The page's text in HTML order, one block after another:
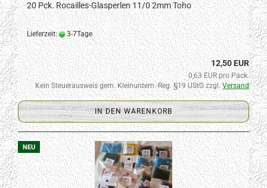
20 Pck. Rocailles-Glasperlen 11/0 2mm Toho
Lieferzeit: 3-7Tage
12,50 EUR
0,63 EUR pro Pack.
Kein Steuerausweis gem. Kleinuntern.-Reg. §19 UStG zzgl.Versand
IN DEN WARENKORB
NEU